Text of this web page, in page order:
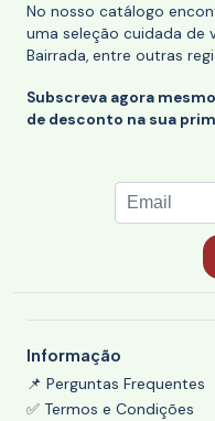
No nosso catálogo
uma seleção cuidada de
Bairrada, entre outras
Subscreva agora
de desconto na sua
Informação
📌 Perguntas Frequentes
✅ Termos e Condições